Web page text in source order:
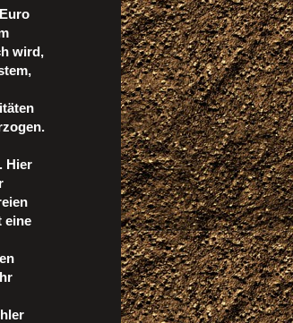
wird,
Hier
eine